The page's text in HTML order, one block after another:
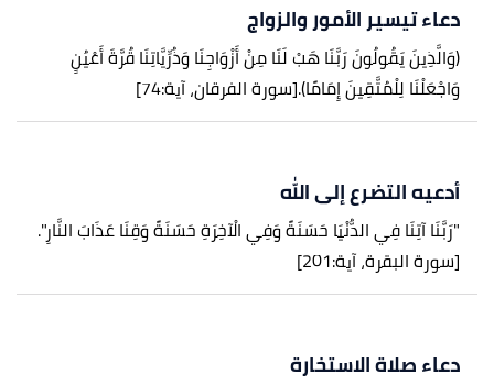
دعاء تيسير الأمور والزواج
(وَالَّذِينَ يَقُولُونَ رَبَّنَا هَبْ لَنَا مِنْ أَزْوَاجِنَا وَذُرِّيَّاتِنَا قُرَّةَ أَعْيُنٍ
وَاجْعَلْنَا لِلْمُتَّقِينَ إِمَامًا).[سورة الفرقان، آية:74]
أدعيه التضرع إلى الله
"رَبَّنَا آتِنَا فِي الدُّنْيَا حَسَنَةً وَفِي الْآخِرَةِ حَسَنَةً وَقِنَا عَذَابَ النَّارِ".
[سورة البقرة، آية:201]
دعاء صلاة الاستخارة